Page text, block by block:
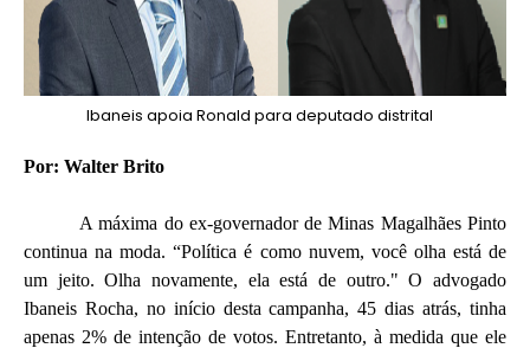
Ibaneis apoia Ronald para deputado distrital
Por: Walter Brito
A máxima do ex-governador de Minas Magalhães Pinto
continua na moda. “Política é como nuvem, você olha está de
um jeito. Olha novamente, ela está de outro." O advogado
Ibaneis Rocha, no início desta campanha, 45 dias atrás, tinha
apenas 2% de intenção de votos. Entretanto, à medida que ele